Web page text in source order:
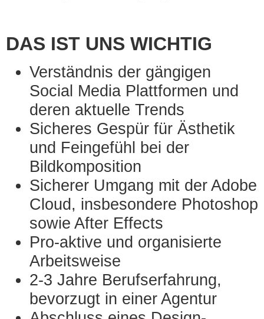
DAS IST UNS WICHTIG
Verständnis der gängigen
Social Media Plattformen und
deren aktuelle Trends
Sicheres Gespür für Ästhetik
und Feingefühl bei der
Bildkomposition
Sicherer Umgang mit der Adobe
Cloud, insbesondere Photoshop
sowie After Effects
Pro-aktive und organisierte
Arbeitsweise
2-3 Jahre Berufserfahrung,
bevorzugt in einer Agentur